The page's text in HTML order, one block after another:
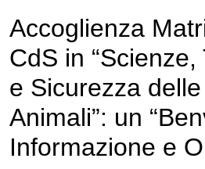
Accoglienza
CdS in “Scienze,
e Sicurezza
Animali”: un
Informazione e